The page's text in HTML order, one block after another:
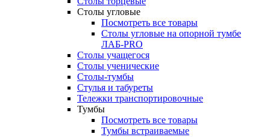
Столы угловые
Посмотреть все товары
Столы угловые на опорной тумбе
ЛАБ-PRO
Столы учащегося
Столы ученические
Столы-тумбы
Стулья и табуреты
Тележки транспортировочные
Тумбы
Посмотреть все товары
Тумбы встраиваемые